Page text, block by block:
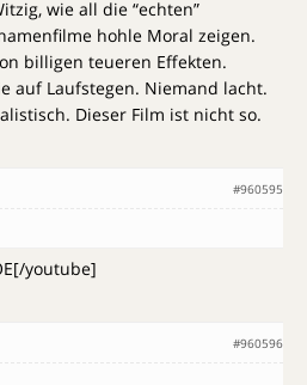
wie all die “echten”
hohle Moral zeigen.
billigen teueren Effekten.
auf Laufstegen. Niemand lacht.
Dieser Film ist nicht so.
#960595
youtube]
#960596